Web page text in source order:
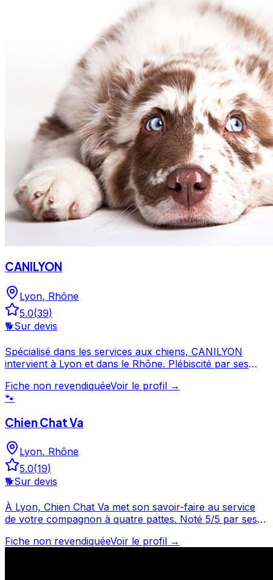
CANILYON
Lyon, Rhône
5.0(39)
🐕Sur devis
Spécialisé dans les services aux chiens, CANILYON
intervient à Lyon et dans le Rhône. Plébiscité par ses
partie des professionnels canins les mieux notés de
Lyon. Prenez contact pour discuter de vos besoins et
professionnel du service canin situé à Lyon. Noté 5/5
Fiche non revendiquéeVoir le profil →
🐾
Chien Chat Va
Lyon, Rhône
5.0(19)
🐕Sur devis
À Lyon, Chien Chat Va met son savoir-faire au service
de votre compagnon à quatre pattes. Noté 5/5 par ses
pour votre compagnon. Consultez son profil pour
Fiche non revendiquéeVoir le profil →